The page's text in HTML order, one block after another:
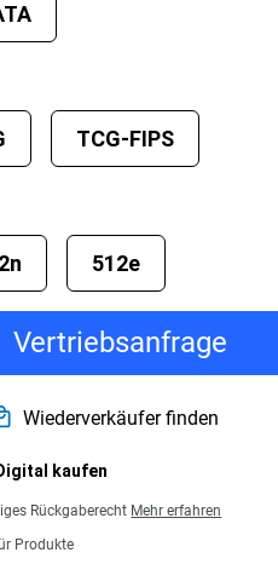
TCG-FIPS
512e
Vertriebsanfrage
Wiederverkäufer finden
kaufen
Rückgaberecht Mehr erfahren
Produkte